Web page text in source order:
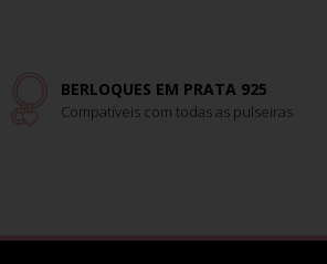
BERLOQUES EM PRATA 925
Compatíveis com todas as pulseiras